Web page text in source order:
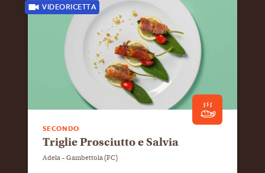
VIDEORICETTA
SECONDO
Triglie Prosciutto e Salvia
Adela – Gambettola (FC)